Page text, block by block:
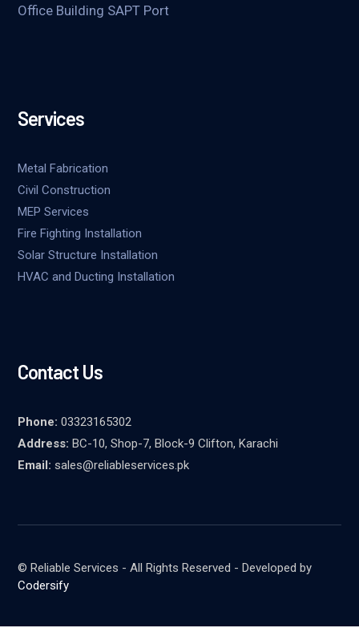
Office Building SAPT Port
Services
Metal Fabrication
Civil Construction
MEP Services
Fire Fighting Installation
Solar Structure Installation
HVAC and Ducting Installation
Contact Us
Phone: 03323165302
Address: BC-10, Shop-7, Block-9 Clifton, Karachi
Email: sales@reliableservices.pk
© Reliable Services - All Rights Reserved - Developed by
Codersify